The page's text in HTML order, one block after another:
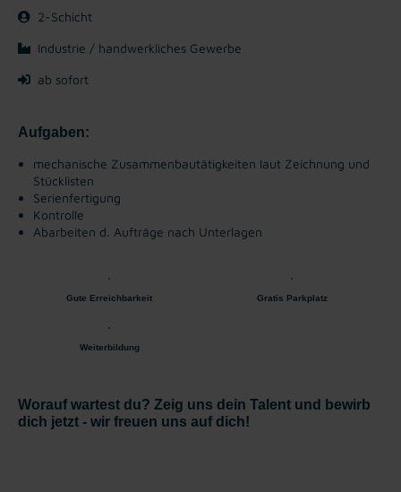
2-Schicht
Industrie / handwerkliches Gewerbe
ab sofort
Aufgaben:
mechanische Zusammenbautätigkeiten laut Zeichnung und
Stücklisten
Serienfertigung
Kontrolle
Abarbeiten d. Aufträge nach Unterlagen
Gute Erreichbarkeit Gratis Parkplatz
Weiterbildung
Worauf wartest du? Zeig uns dein Talent und bewirb
dich jetzt - wir freuen uns auf dich!